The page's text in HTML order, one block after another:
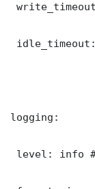
logging:
level: info